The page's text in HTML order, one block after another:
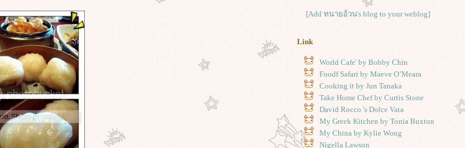
[Add ทนายอ้วน's blog to your weblog]
Link
World Cafe' by Bobby Chin
Foodf Safari by Maeve O’Meara
Cooking it by Jun Tanaka
Take Home Chef by Curtis Stone
David Rocco 's Dolce Vata
My Greek Kitchen by Tonia Buxton
My China by Kylie Wong
Nigella Lawson